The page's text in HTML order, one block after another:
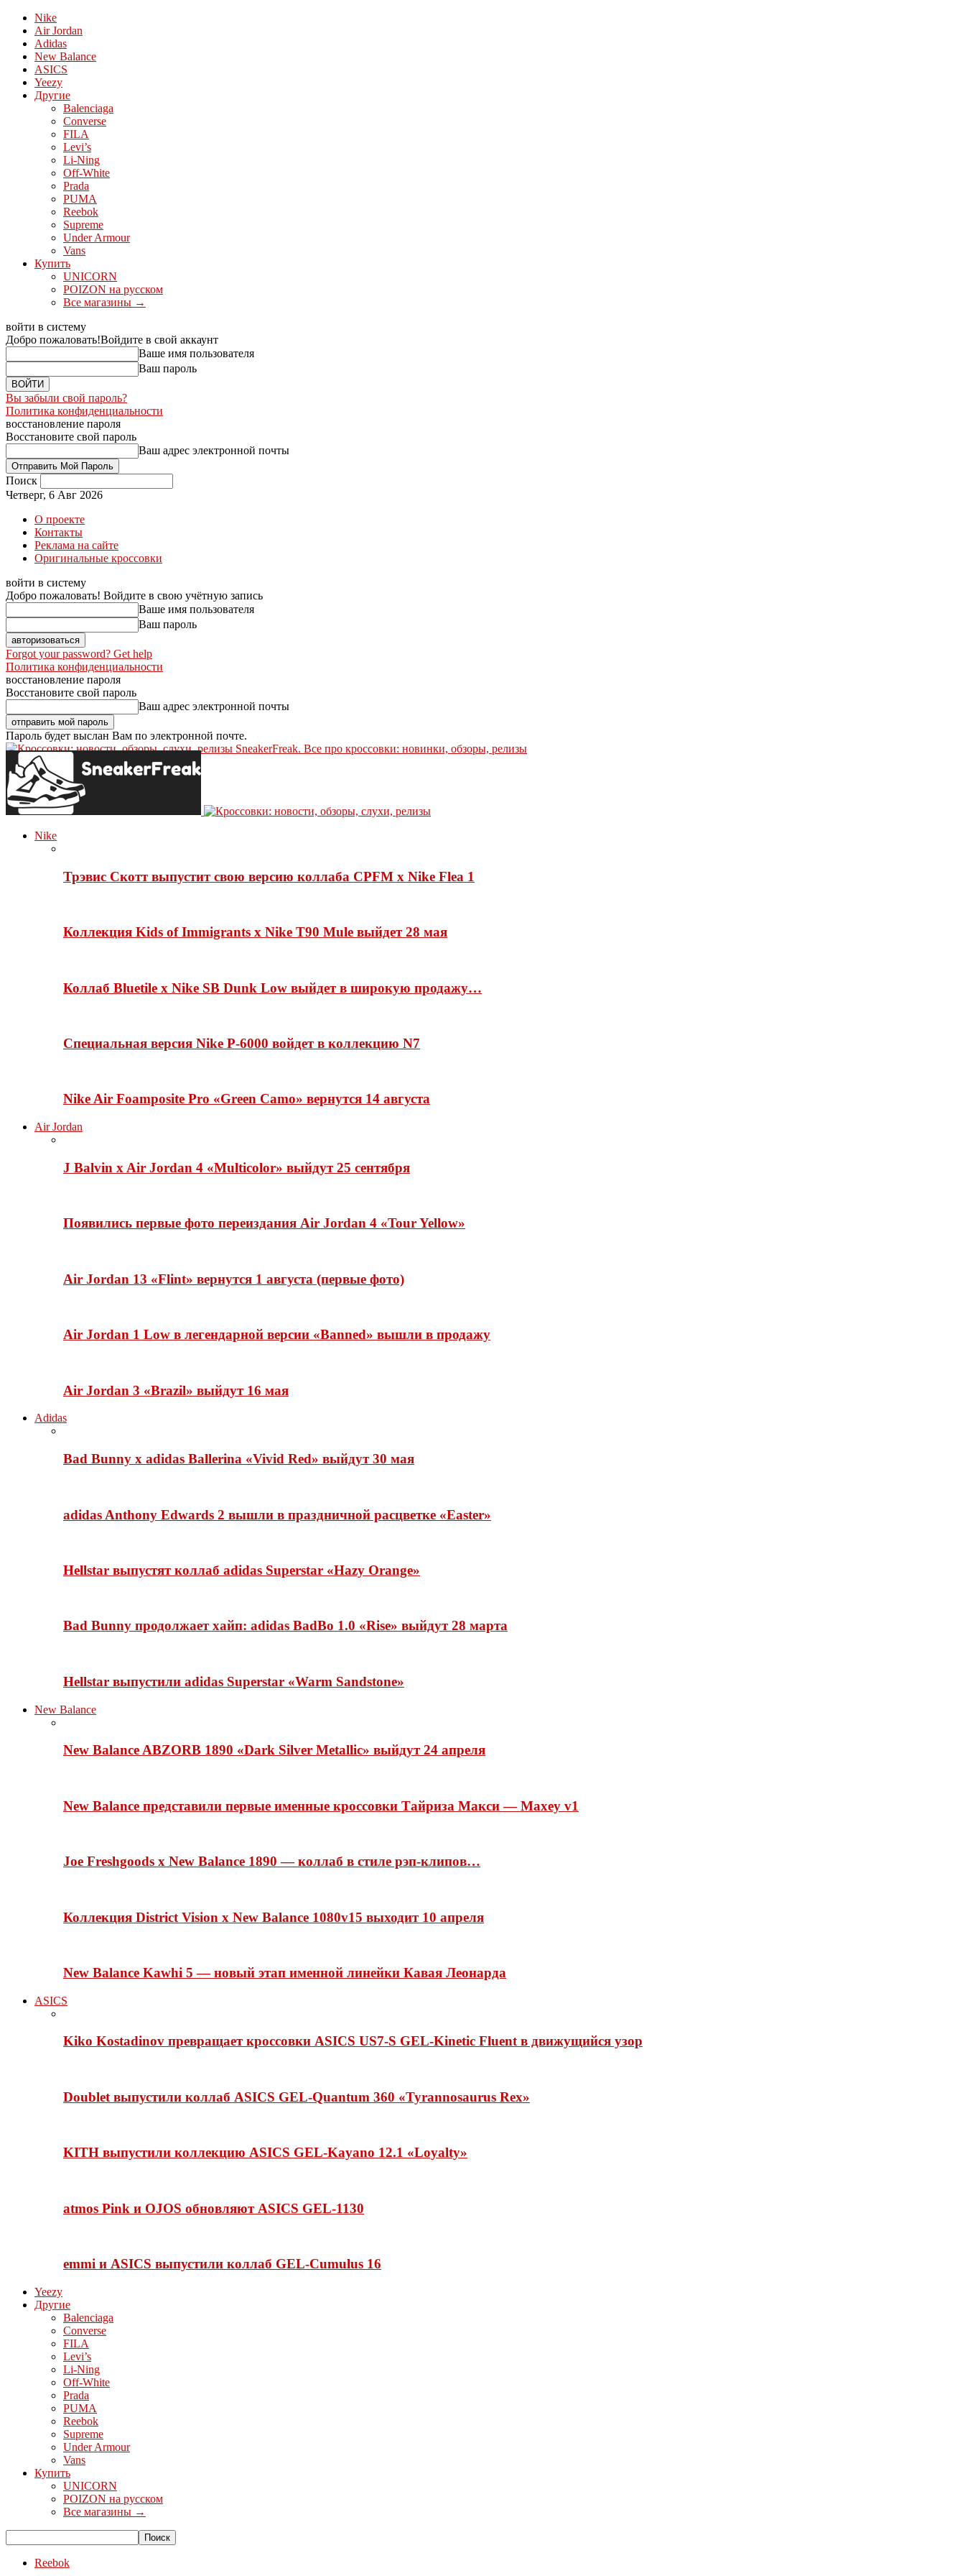
Nike
Air Jordan
Adidas
New Balance
ASICS
Yeezy
Другие
Balenciaga
Converse
FILA
Levi’s
Li-Ning
Off-White
Prada
PUMA
Reebok
Supreme
Under Armour
Vans
Купить
UNICORN
POIZON на русском
Все магазины →
войти в систему
Добро пожаловать!Войдите в свой аккаунт
Ваше имя пользователя
Ваш пароль
Вы забыли свой пароль?
Политика конфиденциальности
восстановление пароля
Восстановите свой пароль
Ваш адрес электронной почты
Поиск
Четверг, 6 Авг 2026
О проекте
Контакты
Реклама на сайте
Оригинальные кроссовки
войти в систему
Добро пожаловать! Войдите в свою учётную запись
Ваше имя пользователя
Ваш пароль
Forgot your password? Get help
Политика конфиденциальности
восстановление пароля
Восстановите свой пароль
Ваш адрес электронной почты
Пароль будет выслан Вам по электронной почте.
SneakerFreak. Все про кроссовки: новинки, обзоры, релизы
Nike
Трэвис Скотт выпустит свою версию коллаба CPFM x Nike Flea 1
Коллекция Kids of Immigrants x Nike T90 Mule выйдет 28 мая
Коллаб Bluetile x Nike SB Dunk Low выйдет в широкую продажу…
Специальная версия Nike P-6000 войдет в коллекцию N7
Nike Air Foamposite Pro «Green Camo» вернутся 14 августа
Air Jordan
J Balvin x Air Jordan 4 «Multicolor» выйдут 25 сентября
Появились первые фото переиздания Air Jordan 4 «Tour Yellow»
Air Jordan 13 «Flint» вернутся 1 августа (первые фото)
Air Jordan 1 Low в легендарной версии «Banned» вышли в продажу
Air Jordan 3 «Brazil» выйдут 16 мая
Adidas
Bad Bunny x adidas Ballerina «Vivid Red» выйдут 30 мая
adidas Anthony Edwards 2 вышли в праздничной расцветке «Easter»
Hellstar выпустят коллаб adidas Superstar «Hazy Orange»
Bad Bunny продолжает хайп: adidas BadBo 1.0 «Rise» выйдут 28 марта
Hellstar выпустили adidas Superstar «Warm Sandstone»
New Balance
New Balance ABZORB 1890 «Dark Silver Metallic» выйдут 24 апреля
New Balance представили первые именные кроссовки Тайриза Макси — Maxey v1
Joe Freshgoods x New Balance 1890 — коллаб в стиле рэп-клипов…
Коллекция District Vision x New Balance 1080v15 выходит 10 апреля
New Balance Kawhi 5 — новый этап именной линейки Кавая Леонарда
ASICS
Kiko Kostadinov превращает кроссовки ASICS US7-S GEL-Kinetic Fluent в движущийся узор
Doublet выпустили коллаб ASICS GEL-Quantum 360 «Tyrannosaurus Rex»
KITH выпустили коллекцию ASICS GEL-Kayano 12.1 «Loyalty»
atmos Pink и OJOS обновляют ASICS GEL-1130
emmi и ASICS выпустили коллаб GEL-Cumulus 16
Yeezy
Другие
Balenciaga
Converse
FILA
Levi’s
Li-Ning
Off-White
Prada
PUMA
Reebok
Supreme
Under Armour
Vans
Купить
UNICORN
POIZON на русском
Все магазины →
Reebok